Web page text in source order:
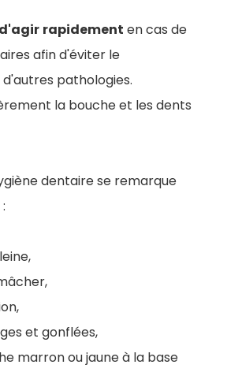
d'agir rapidement en cas de
afin d'éviter le
pathologies.
la bouche et les dents
dentaire se remarque
et gonflées,
marron ou jaune à la base